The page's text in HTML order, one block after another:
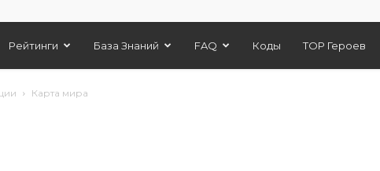
Рейтинги База Знаний FAQ Коды TOP Героев
Карта мира